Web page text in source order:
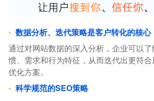
数据分析、迭代策略是客户转化的核心
通过对网站数据的深入分析，企业可以
惯、需求和行为特征，从而迭代出更符
优化方案。
科学规范的SEO策略